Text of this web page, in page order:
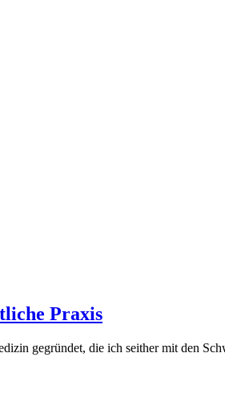
Praxis
gegründet, die ich seither mit den